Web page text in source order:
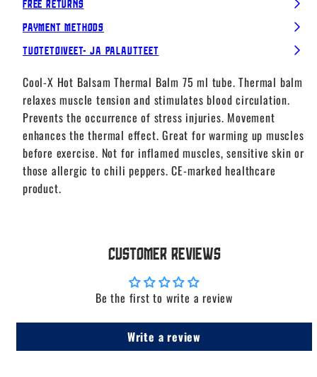
Free Returns
Payment Methods
Tuotetoiveet- ja palautteet
Cool-X Hot Balsam Thermal Balm 75 ml tube. Thermal balm
relaxes muscle tension and stimulates blood circulation.
Prevents the occurrence of stress injuries. Movement
enhances the thermal effect. Great for warming up muscles
before exercise. Not for inflamed muscles, sensitive skin or
those allergic to chili peppers. CE-marked healthcare
product.
Customer Reviews
Be the first to write a review
Write a review